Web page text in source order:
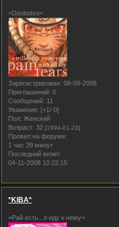
=Doubutsu=
Зарегистрирован: 08-09-2008
Приглашений: 0
Сообщений: 11
Уважение: [+1/-0]
Пол: Женский
Возраст: 32[1994-01-23]
Провел на форуме:
1 час 39 минут
Последний визит:
04-11-2008 10:22:15
*KIBA*
=Рай есть...я иду к нему=